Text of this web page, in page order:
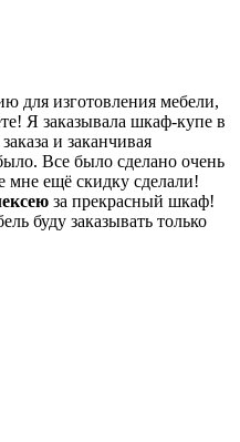
для изготовления мебели,
Я заказывала шкаф-купе в
и заканчивая
Все было сделано очень
мне ещё скидку сделали!
за прекрасный шкаф!
буду заказывать только